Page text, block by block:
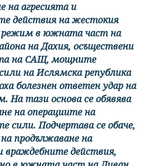
на агресията и
действия на жестокия
режим в южната част на
на Дахия, осъществени
на САЩ, мощните
на Ислямска република
болезнен ответен удар на
На тази основа се обявява
на операциите на
сили. Подчертава се обаче,
продължаване на
враждебните действия,